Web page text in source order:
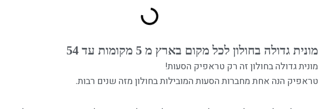
מונית גדולה בחולון לכל מקום בארץ מ 5 מקומות עד 54
מונית גדולה בחולון זה רק טראפיק הסעות!
טראפיק הנה אחת מחברות הסעות המובילות בחולון מזה שנים רבות.